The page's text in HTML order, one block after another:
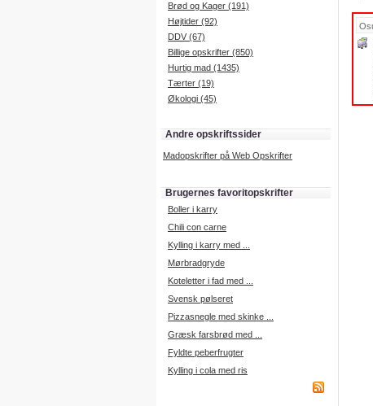
Brød og Kager (191)
Højtider (92)
DDV (67)
Billige opskrifter (850)
Hurtig mad (1435)
Tærter (19)
Økologi (45)
Andre opskriftssider
Madopskrifter på Web Opskrifter
Brugernes favoritopskrifter
Boller i karry
Chili con carne
Kylling i karry med ...
Mørbradgryde
Koteletter i fad med ...
Svensk pølseret
Pizzasnegle med skinke ...
Græsk farsbrød med ...
Fyldte peberfrugter
Kylling i cola med ris